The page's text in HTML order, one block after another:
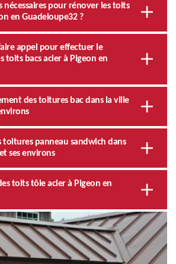
nécessaires pour rénover les toits
en Guadeloupe32 ?
appel pour effectuer le
toits bacs acier à Pigeon en
des toitures bac dans la ville
toitures panneau sandwich dans
ses environs
toits tôle acier à Pigeon en